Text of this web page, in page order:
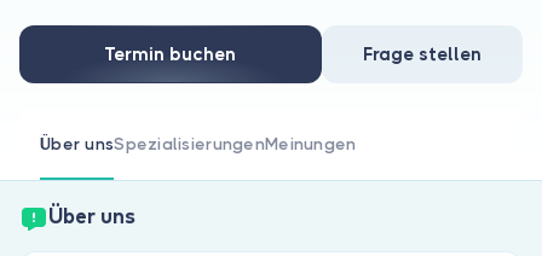
Sind Sie Arzt?
Termin buchen Frage stellen
Über unsSpezialisierungenMeinungen
Über uns